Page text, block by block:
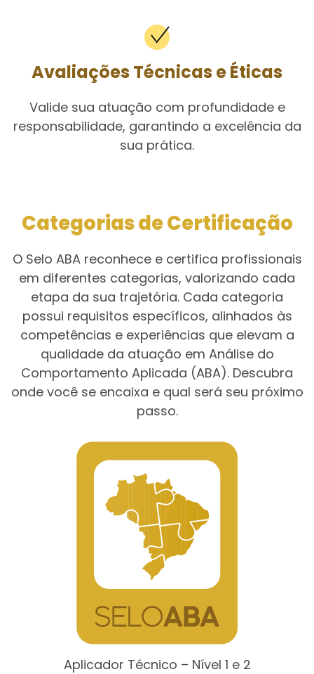
Avaliações Técnicas e Éticas
Valide sua atuação com profundidade e
responsabilidade, garantindo a excelência da
sua prática.
Categorias de Certificação
O Selo ABA reconhece e certifica profissionais
em diferentes categorias, valorizando cada
etapa da sua trajetória. Cada categoria
possui requisitos específicos, alinhados às
competências e experiências que elevam a
qualidade da atuação em Análise do
Comportamento Aplicada (ABA). Descubra
onde você se encaixa e qual será seu próximo
passo.
Aplicador Técnico – Nível 1 e 2